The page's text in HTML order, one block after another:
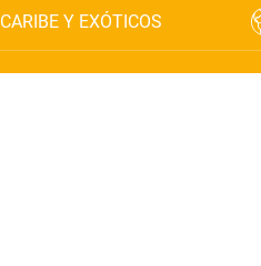
CARIBE Y EXÓTICOS